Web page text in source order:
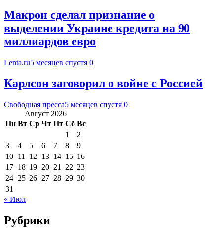
Макрон сделал признание о
выделении Украине кредита на 90
миллиардов евро
Lenta.ru5 месяцев спустя 0
Карлсон заговорил о войне с Россией
Свободная пресса5 месяцев спустя 0
Август 2026
Пн Вт Ср Чт Пт Сб Вс
1
2
3
4 5 6 7 8
9
10 11 12 13 14 15 16
17 18 19 20 21 22 23
24 25 26 27 28 29 30
31
« Июл
Рубрики